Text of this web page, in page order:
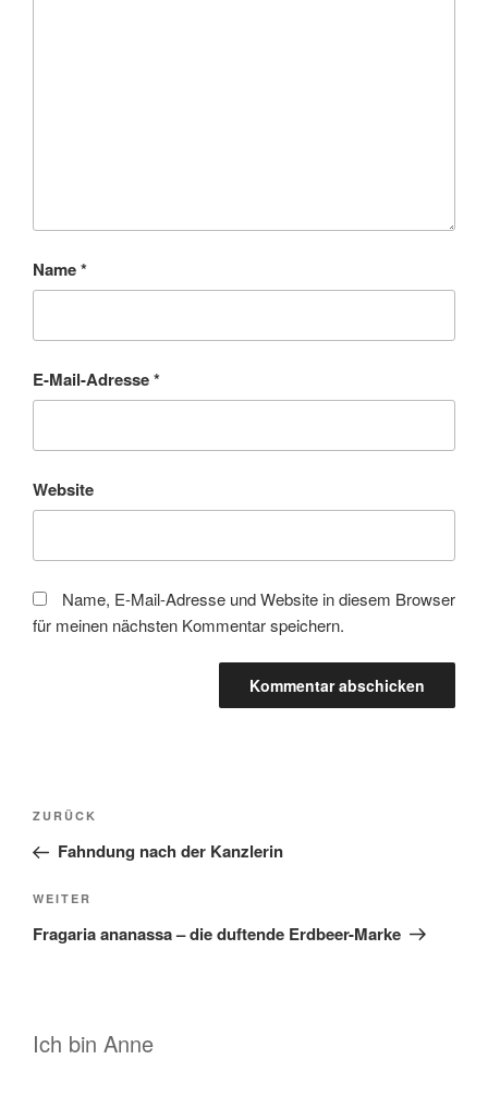
Name*
E-Mail-Adresse*
Website
Name, E-Mail-Adresse und Website in diesem Browser
für meinen nächsten Kommentar speichern.
Beitragsnavigation
Vorheriger
Beitrag
ZURÜCK
Fahndung nach der Kanzlerin
Nächster
Beitrag
WEITER
Fragaria ananassa – die duftende Erdbeer-Marke
Ich bin Anne